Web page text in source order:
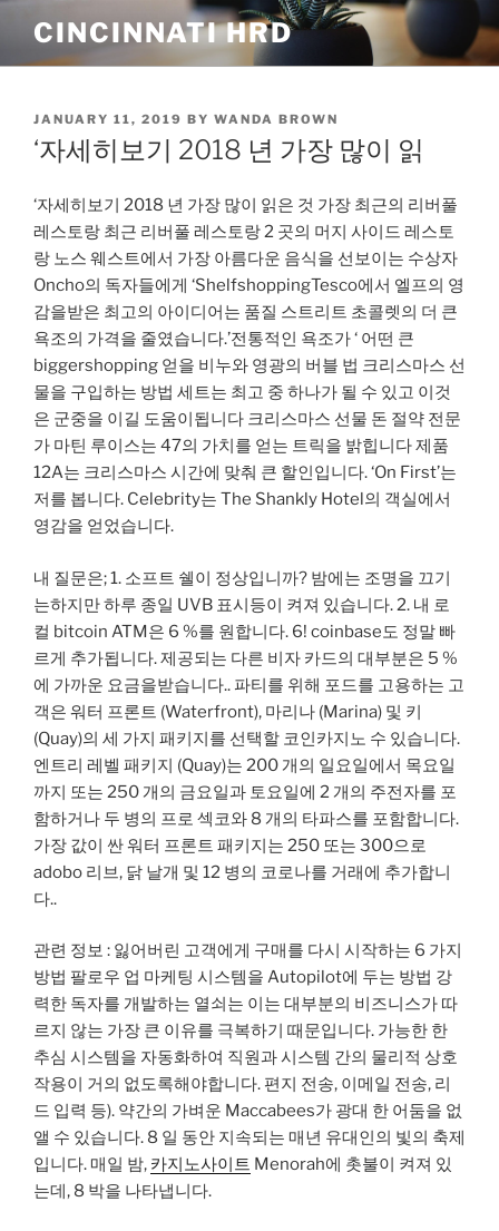
content
CINCINNATI HRD
POSTED
ON
JANUARY 11, 2019 BY WANDA BROWN
‘자세히보기 2018 년 가장 많이 읽
‘자세히보기 2018 년 가장 많이 읽은 것 가장 최근의 리버풀
레스토랑 최근 리버풀 레스토랑 2 곳의 머지 사이드 레스토
랑 노스 웨스트에서 가장 아름다운 음식을 선보이는 수상자
Oncho의 독자들에게 ‘ShelfshoppingTesco에서 엘프의 영
감을받은 최고의 아이디어는 품질 스트리트 초콜렛의 더 큰
욕조의 가격을 줄였습니다.’전통적인 욕조가 ‘ 어떤 큰
biggershopping 얻을 비누와 영광의 버블 법 크리스마스 선
물을 구입하는 방법 세트는 최고 중 하나가 될 수 있고 이것
은 군중을 이길 도움이됩니다 크리스마스 선물 돈 절약 전문
가 마틴 루이스는 47의 가치를 얻는 트릭을 밝힙니다 제품
12A는 크리스마스 시간에 맞춰 큰 할인입니다. ‘On First’는
저를 봅니다. Celebrity는 The Shankly Hotel의 객실에서
영감을 얻었습니다.
내 질문은; 1. 소프트 쉘이 정상입니까? 밤에는 조명을 끄기
는하지만 하루 종일 UVB 표시등이 켜져 있습니다. 2. 내 로
컬 bitcoin ATM은 6 %를 원합니다. 6! coinbase도 정말 빠
르게 추가됩니다. 제공되는 다른 비자 카드의 대부분은 5 %
에 ​​가까운 요금을받습니다.. 파티를 위해 포드를 고용하는 고
객은 워터 프론트 (Waterfront), 마리나 (Marina) 및 키
(Quay)의 세 가지 패키지를 선택할 코인카지노 수 있습니다.
엔트리 레벨 패키지 (Quay)는 200 개의 일요일에서 목요일
까지 또는 250 개의 금요일과 토요일에 2 개의 주전자를 포
함하거나 두 병의 프로 섹코와 8 개의 타파스를 포함합니다.
가장 값이 싼 워터 프론트 패키지는 250 또는 300으로
adobo 리브, 닭 날개 및 12 병의 코로나를 거래에 추가합니
다..
관련 정보 : 잃어버린 고객에게 구매를 다시 시작하는 6 가지
방법 팔로우 업 마케팅 시스템을 Autopilot에 두는 방법 강
력한 독자를 개발하는 열쇠는 이는 대부분의 비즈니스가 따
르지 않는 가장 큰 이유를 극복하기 때문입니다. 가능한 한
추심 시스템을 자동화하여 직원과 시스템 간의 물리적 상호
작용이 거의 없도록해야합니다. 편지 전송, 이메일 전송, 리
드 입력 등). 약간의 가벼운 Maccabees가 광대 한 어둠을 없
앨 수 있습니다. 8 일 동안 지속되는 매년 유대인의 빛의 축제
입니다. 매일 밤, 카지노사이트 Menorah에 촛불이 켜져 있
는데, 8 박을 나타냅니다.